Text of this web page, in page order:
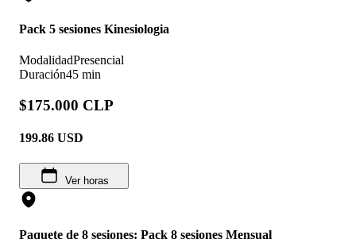
Pack 5 sesiones Kinesiologia
ModalidadPresencial
Duración45 min
$175.000 CLP
199.86 USD
Ver horas
Paquete de 8 sesiones: Pack 8 sesiones Mensual